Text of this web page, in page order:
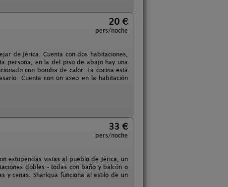
20 €
pers/noche
de Jérica. Cuenta con dos habitaciones,
persona, en la del piso de abajo hay una
con bomba de calor. La cocina está
Cuenta con un aseo en la habitación
33 €
pers/noche
estupendas vistas al pueblo de Jérica, un
dobles - todas con baño y balcón o
y cenas. Sharíqua funciona al estilo de un